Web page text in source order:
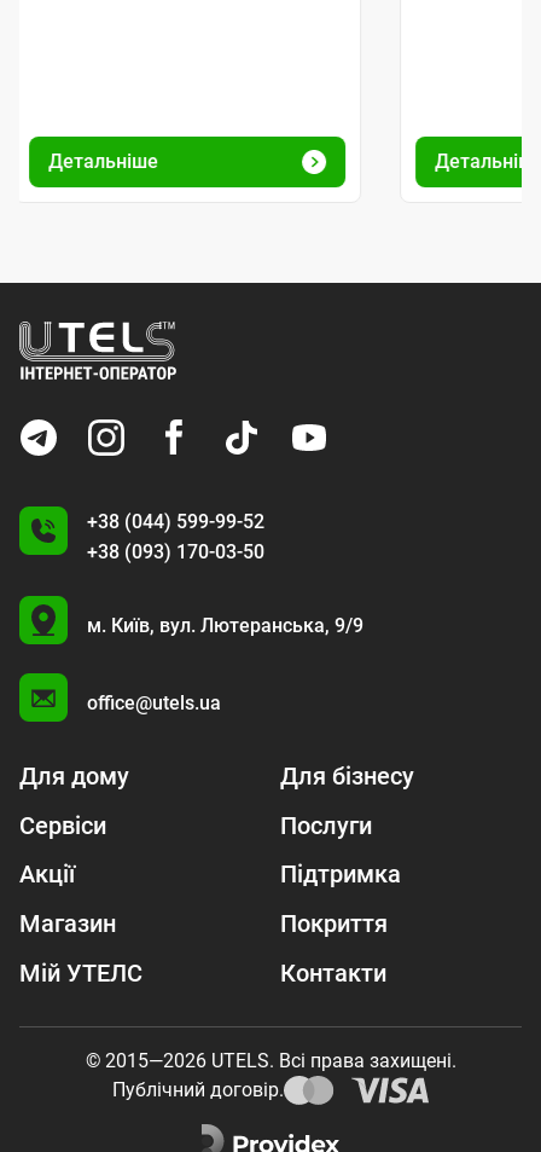
Детальніше
+38 (044) 599-99-52
+38 (093) 170-03-50
U
м. Київ, вул. Лютеранська, 9/9
office@utels.ua
Для дому
Для бізнесу
Сервіси
Послуги
Акції
Підтримка
Магазин
Покриття
Мій УТЕЛС
Контакти
© 2015—2026 UTELS. Всі права захищені.
Публічний договір.